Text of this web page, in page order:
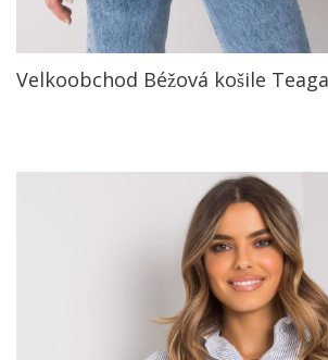
Velkoobchod Béžová košile